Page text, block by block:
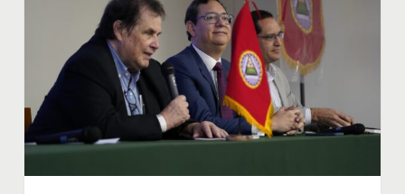
Capacitación
“Análisis
del
Comportamiento
del